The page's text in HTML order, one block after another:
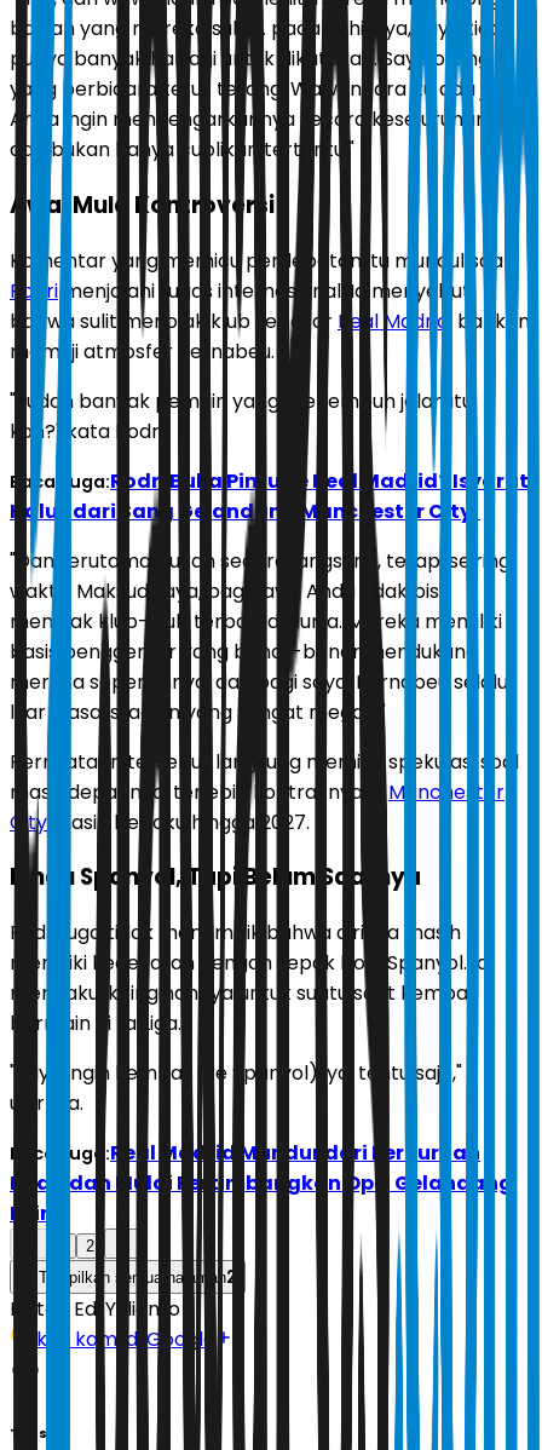
bagian yang mereka suka... pada akhirnya, saya tidak
punya banyak hal lagi untuk dikatakan. Saya orang
yang berbicara terus terang. Wawancara itu ada jika
Anda ingin mendengarkannya secara keseluruhan...
dan bukan hanya cuplikan tertentu."
Awal Mula Kontroversi
Komentar yang memicu perdebatan itu muncul saat
Rodrimenjalani tugas internasional. Ia menyebut
bahwa sulit menolak klub sebesar Real Madrid
, bahkan
memuji atmosfer Bernabeu.
"Sudah banyak pemain yang menempuh jalan itu,
kan?" kata Rodri.
Baca Juga:Rodri Buka Pintu ke Real Madrid? Isyarat
Halus dari Sang Gelandang Manchester City!
"Dan terutama bukan secara langsung, tetapi seiring
waktu. Maksud saya, bagi saya, Anda tidak bisa
menolak klub-klub terbaik di dunia. Mereka memiliki
basis penggemar yang benar-benar mendukung
mereka sepenuhnya, dan bagi saya, Bernabeu selalu
luar biasa, stadion yang sangat megah."
Pernyataan tersebut langsung memicu spekulasi soal
masa depannya, terlebih kontraknya diManchester
City masih berlaku hingga 2027.
Rindu Spanyol, Tapi Belum Saatnya
Rodri juga tidak menampik bahwa dirinya masih
memiliki kedekatan dengan sepak bola Spanyol. Ia
mengakui keinginannya untuk suatu saat kembali
bermain di La Liga.
"Saya ingin kembali (ke Spanyol), ya, tentu saja,"
ujarnya.
Baca Juga:Real Madrid Mundur dari Perburuan
Rodri dan Mulai Pertimbangkan Opsi Gelandang
Lain
2
Tampilkan semua halaman2
Editor: Edi Yulianto
Ikuti kami di Google
Tags